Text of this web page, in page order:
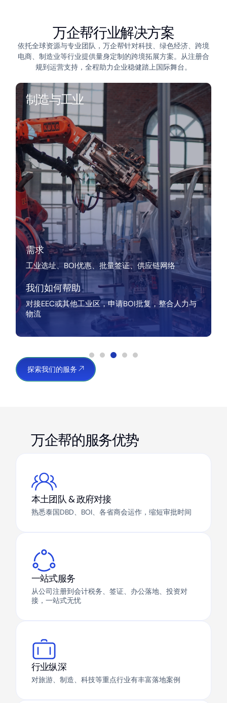
万企帮行业解决方案
依托全球资源与专业团队，万企帮针对科技、绿色经济、跨境
电商、制造业等行业提供量身定制的跨境拓展方案。从注册合
规到运营支持，全程助力企业稳健踏上国际舞台。
制造与工业
需求
工业选址、BOI优惠、批量签证、供应链网络
我们如何帮助
对接EEC或其他工业区，申请BOI批复，整合人力与
物流
探索我们的服务
万企帮的服务优势
本土团队 & 政府对接
熟悉泰国DBD、BOI、各省商会运作，缩短审批时间
一站式服务
从公司注册到会计税务、签证、办公落地、投资对
接，一站式无忧
行业纵深
对旅游、制造、科技等重点行业有丰富落地案例